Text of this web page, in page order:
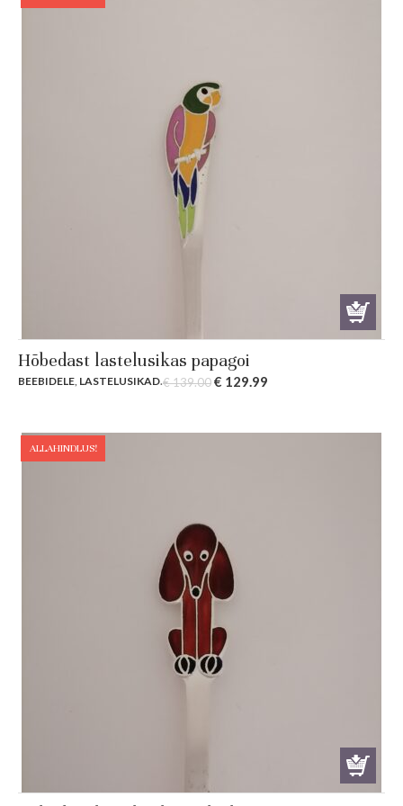
Hõbedast lastelusikas papagoi
BEEBIDELE LASTELUSIKAD.€139.00Original
€ 129.99
ALLAHINDLUS!